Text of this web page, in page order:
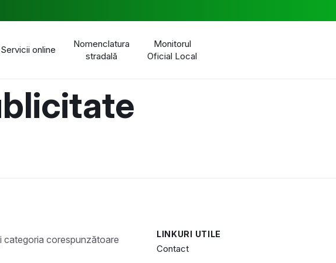
Servicii online
Nomenclatura
stradală
Monitorul
Oficial Local
LINKURI UTILE
Contact